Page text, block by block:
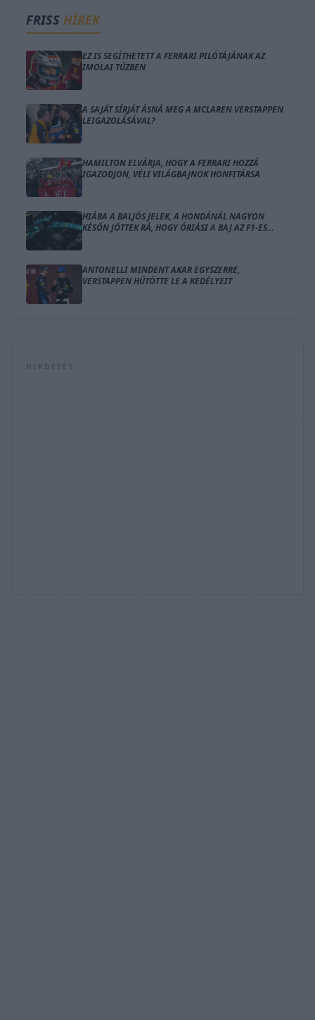
FRISS HÍREK
EZ IS SEGÍTHETETT A FERRARI PILÓTÁJÁNAK AZ
IMOLAI TŰZBEN
A SAJÁT SÍRJÁT ÁSNÁ MEG A MCLAREN VERSTAPPEN
LEIGAZOLÁSÁVAL?
HAMILTON ELVÁRJA, HOGY A FERRARI HOZZÁ
IGAZODJON, VÉLI VILÁGBAJNOK HONFITÁRSA
HIÁBA A BALJÓS JELEK, A HONDÁNÁL NAGYON
KÉSŐN JÖTTEK RÁ, HOGY ÓRIÁSI A BAJ AZ F1-ES
ANTONELLI MINDENT AKAR EGYSZERRE,
VERSTAPPEN HŰTÖTTE LE A KEDÉLYEIT
HIRDETÉS